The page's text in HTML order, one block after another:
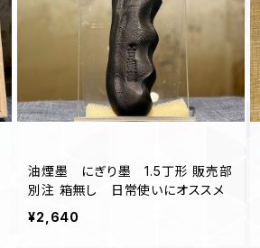
油煙墨 にぎり墨 1.5丁形 販売部
別注 箱無し 日常使いにオススメ
¥2,640